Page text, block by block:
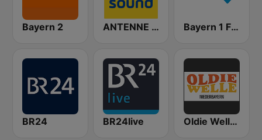
Bayern 2 ANTENNE BAYERN Bayern Sound Bayern 1 Franken
BR24 BR24live Oldie Welle Niederbayern